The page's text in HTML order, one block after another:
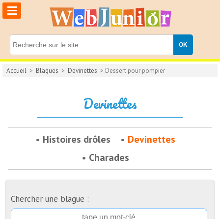
≡
Accueil > Blagues > Devinettes > Dessert pour pompier
Devinettes
Histoires drôles
Devinettes
Charades
Chercher une blague :